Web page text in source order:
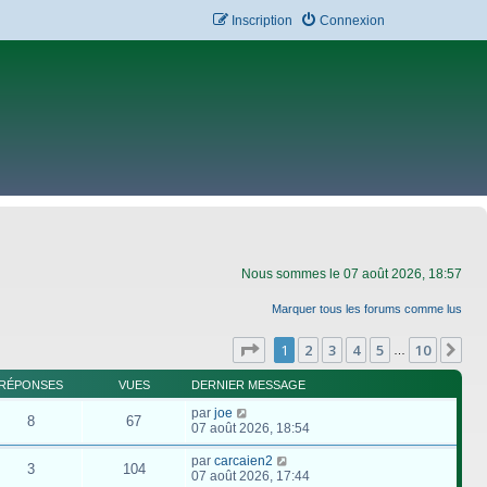
Connexion
Inscription
Nous sommes le 07 août 2026, 18:57
Marquer tous les forums comme lus
Page 1sur10
1 2 3 4 5 10
RÉPONSES VUES DERNIER MESSAGE
8 67 par joe
07 août 2026, 18:54
3 104 par carcaien2
07 août 2026, 17:44